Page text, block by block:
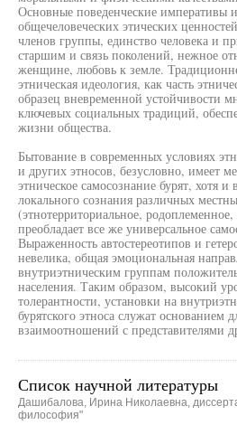
Основные поведенческие императивы
общечеловеческих этических
членов группы, единство человека и
старшим и связь поколений, нежное
женщине, любовь к земле.
этническая идеология, как часть
образец вневременной устойчивости
ключевых социальных традиций,
жизни общества.
Бытование в современных условиях
и других этносов, безусловно, имеет
этническое самосознание бурят, хотя и
локального сознания различных
(этнотерриториальное,
преобладает все же универсальное
Выраженность автостереотипов и
невелика, общая эмоциональная
внутриэтническим группам
населения. Таким образом, высокий
толерантности, установки на
бурятского этноса служат основанием
взаимоотношений с представителями
Список научной литературы
Дашибалова, Ирина Николаевна,
философия"